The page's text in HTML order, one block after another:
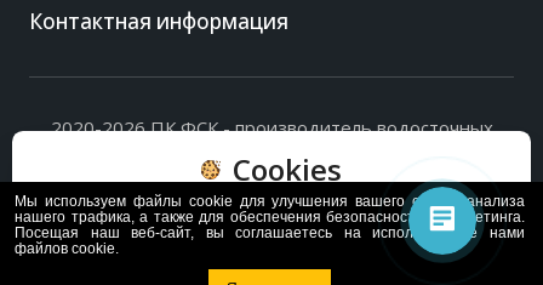
Контактная информация
2020-2026 ПК ФСК - производитель водосточных
Политика обработки персональных данных
на их обработку.
Cookies
Пользуясь сайтом, вы соглашаетесь с политикой
обработки и хранения данных Cookie
Мы используем файлы cookie для улучшения вашего опыта, анализа
нашего трафика, а также для обеспечения безопасности и маркетинга.
Посещая наш веб-сайт, вы соглашаетесь на использование нами
файлов cookie.